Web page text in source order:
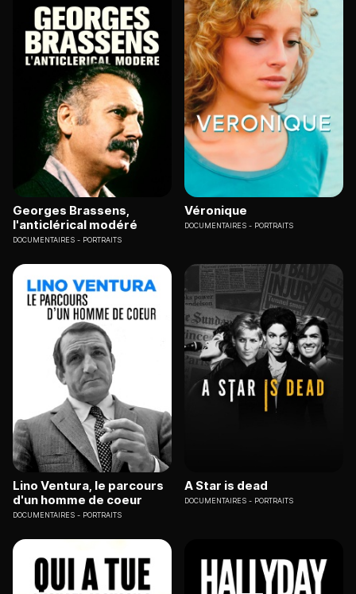
Georges Brassens,
l'anticlérical modéré
DOCUMENTAIRES PORTRAITS
Véronique
DOCUMENTAIRES PORTRAITS
Lino Ventura, le parcours
d'un homme de coeur
DOCUMENTAIRES PORTRAITS
A Star is dead
DOCUMENTAIRES PORTRAITS